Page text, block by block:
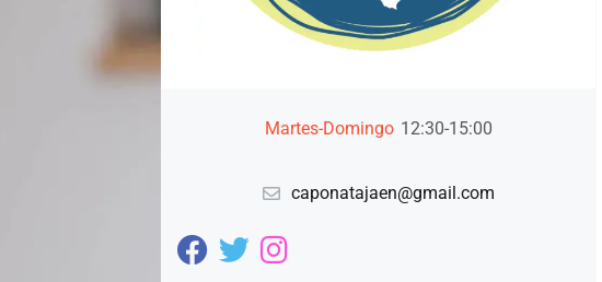
Martes-Domingo 12:30-15:00
caponatajaen@gmail.com